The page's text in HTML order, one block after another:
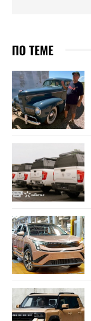
ПО ТЕМЕ